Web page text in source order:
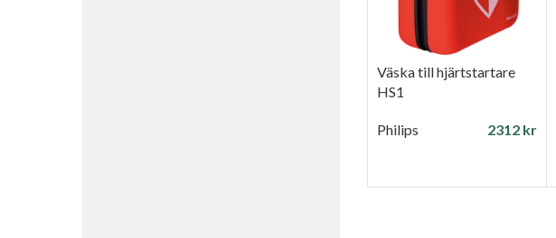
Väska till hjärtstartare
HS1
Philips 2312 kr